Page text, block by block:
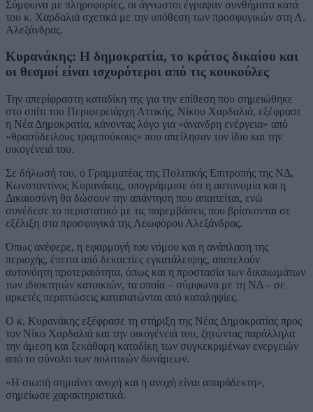
Σύμφωνα με πληροφορίες, οι άγνωστοι έγραψαν συνθήματα κατά
του κ. Χαρδαλιά σχετικά με την υπόθεση των προσφυγικών στη Λ.
Αλεξάνδρας.
Κυρανάκης: Η δημοκρατία, το κράτος δικαίου και
οι θεσμοί είναι ισχυρότεροι από τις κουκούλες
Την απερίφραστη καταδίκη της για την επίθεση που σημειώθηκε
στο σπίτι του Περιφερειάρχη Αττικής, Νίκου Χαρδαλιά, εξέφρασε
η Νέα Δημοκρατία, κάνοντας λόγο για «άνανδρη ενέργεια» από
«θρασύδειλους τραμπούκους» που απείλησαν τον ίδιο και την
οικογένειά του.
Σε δήλωσή του, ο Γραμματέας της Πολιτικής Επιτροπής της ΝΔ,
Κωνσταντίνος Κυρανάκης, υπογράμμισε ότι η αστυνομία και η
Δικαιοσύνη θα δώσουν την απάντηση που απαιτείται, ενώ
συνέδεσε το περιστατικό με τις παρεμβάσεις που βρίσκονται σε
εξέλιξη στα προσφυγικά της Λεωφόρου Αλεξάνδρας.
Όπως ανέφερε, η εφαρμογή του νόμου και η ανάπλαση της
περιοχής, έπειτα από δεκαετίες εγκατάλειψης, αποτελούν
αυτονόητη προτεραιότητα, όπως και η προστασία των δικαιωμάτων
των ιδιοκτητών κατοικιών, τα οποία – σύμφωνα με τη ΝΔ – σε
αρκετές περιπτώσεις καταπατώνται από καταληψίες.
Ο κ. Κυρανάκης εξέφρασε τη στήριξη της Νέας Δημοκρατίας προς
τον Νίκο Χαρδαλιά και την οικογένειά του, ζητώντας παράλληλα
την άμεση και ξεκάθαρη καταδίκη των συγκεκριμένων ενεργειών
από το σύνολο των πολιτικών δυνάμεων.
«Η σιωπή σημαίνει ανοχή και η ανοχή είναι απαράδεκτη»,
σημείωσε χαρακτηριστικά.